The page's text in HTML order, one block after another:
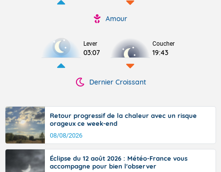
Amour
Lever
03:07
Coucher
19:43
Dernier Croissant
Retour progressif de la chaleur avec un risque
orageux ce week-end
08/08/2026
Éclipse du 12 août 2026 : Météo-France vous
accompagne pour bien l'observer